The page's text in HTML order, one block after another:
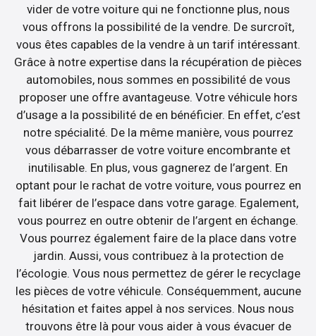
vider de votre voiture qui ne fonctionne plus, nous
vous offrons la possibilité de la vendre. De surcroît,
vous êtes capables de la vendre à un tarif intéressant.
Grâce à notre expertise dans la récupération de pièces
automobiles, nous sommes en possibilité de vous
proposer une offre avantageuse. Votre véhicule hors
d’usage a la possibilité de en bénéficier. En effet, c’est
notre spécialité. De la même manière, vous pourrez
vous débarrasser de votre voiture encombrante et
inutilisable. En plus, vous gagnerez de l’argent. En
optant pour le rachat de votre voiture, vous pourrez en
fait libérer de l’espace dans votre garage. Egalement,
vous pourrez en outre obtenir de l’argent en échange.
Vous pourrez également faire de la place dans votre
jardin. Aussi, vous contribuez à la protection de
l’écologie. Vous nous permettez de gérer le recyclage
les pièces de votre véhicule. Conséquemment, aucune
hésitation et faites appel à nos services. Nous nous
trouvons être là pour vous aider à vous évacuer de